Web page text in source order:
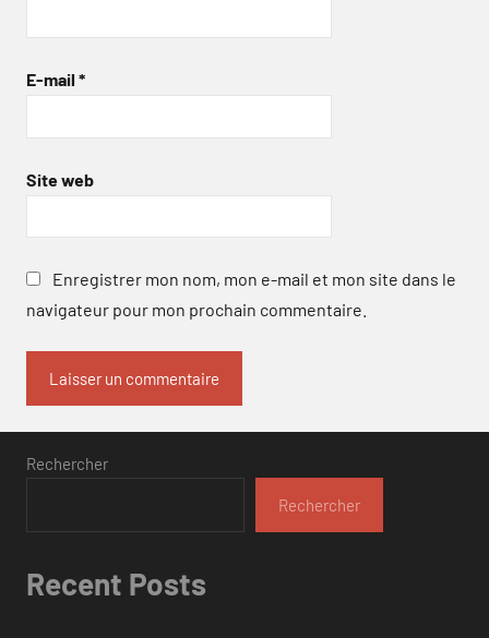
E-mail *
Site web
Enregistrer mon nom, mon e-mail et mon site dans le
navigateur pour mon prochain commentaire.
Rechercher
Rechercher
Recent Posts